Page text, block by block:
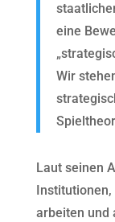
eine
Wir
Laut seinen
arbeiten und